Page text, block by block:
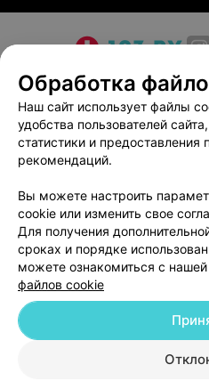
О проекте Новости проекта
Медицинский маркетинг
Пользовательское
Вакансии
Написать в
Персональные
Обработка
ВЫ
Обработка
Наш сайт использует файлы
удобства пользователей
статистики и предоставления
рекомендаций.
Вы можете настроить
cookie или изменить свое
Для получения
сроках и порядке
можете ознакомиться с нашей
файлов cookie